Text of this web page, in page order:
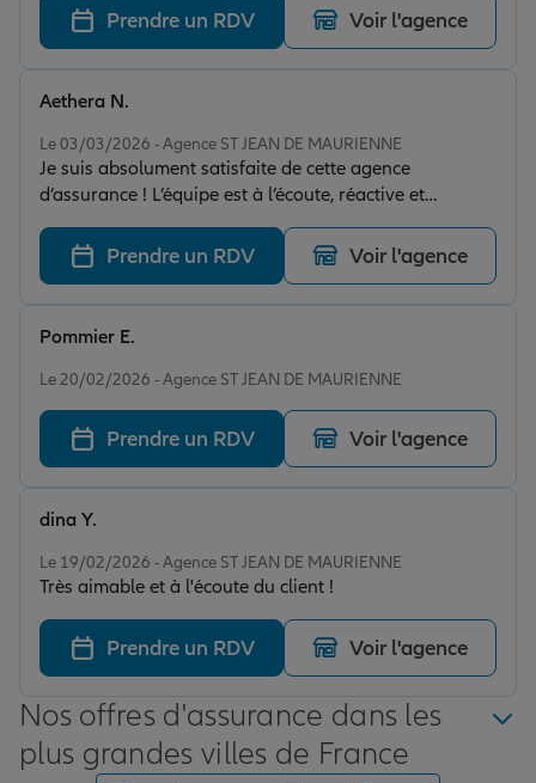
Prendre un RDV Voir l'agence
Le 03/03/2026 - Agence ST JEAN DE MAURIENNE
Je suis absolument satisfaite de cette agence
d’assurance ! L’équipe est à l’écoute, réactive et
professionnelle. Ils ont su m’accompagner avec clarté
dans toutes mes démarches et répondre à toutes mes
questions. Je recommande vivement leurs services
pour leur sérieux et leur disponibilité. Un vrai plaisir de
travailler avec eux !
Aethera N.
Prendre un RDV Voir l'agence
Le 20/02/2026 - Agence ST JEAN DE MAURIENNE
Pommier E.
Prendre un RDV Voir l'agence
Le 19/02/2026 - Agence ST JEAN DE MAURIENNE
Très aimable et à l'écoute du client !
dina Y.
Prendre un RDV Voir l'agence
Nos offres d'assurance dans les
plus grandes villes de France